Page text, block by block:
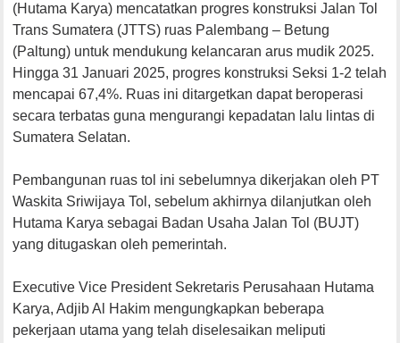
(Hutama Karya) mencatatkan progres konstruksi Jalan Tol
Trans Sumatera (JTTS) ruas Palembang – Betung
(Paltung) untuk mendukung kelancaran arus mudik 2025.
Hingga 31 Januari 2025, progres konstruksi Seksi 1-2 telah
mencapai 67,4%. Ruas ini ditargetkan dapat beroperasi
secara terbatas guna mengurangi kepadatan lalu lintas di
Sumatera Selatan.
Pembangunan ruas tol ini sebelumnya dikerjakan oleh PT
Waskita Sriwijaya Tol, sebelum akhirnya dilanjutkan oleh
Hutama Karya sebagai Badan Usaha Jalan Tol (BUJT)
yang ditugaskan oleh pemerintah.
Executive Vice President Sekretaris Perusahaan Hutama
Karya, Adjib Al Hakim mengungkapkan beberapa
pekerjaan utama yang telah diselesaikan meliputi